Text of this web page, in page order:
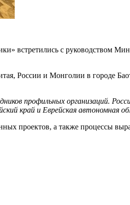
встретились с руководством
России и Монголии в городе
профильных организаций.
край и Еврейская автономная
проектов, а также процессы